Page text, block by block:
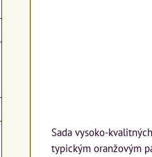
Sada vysoko-
typickým oranžovým